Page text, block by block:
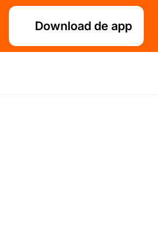
Download de app